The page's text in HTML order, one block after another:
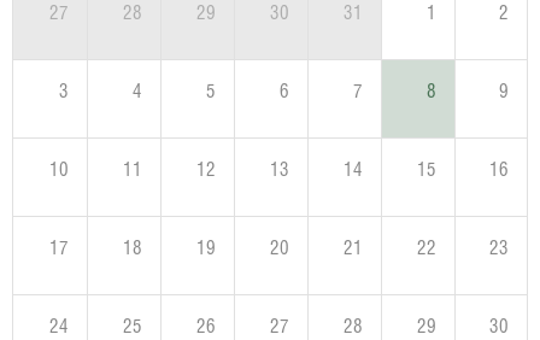
27 28 29 30 31 1 2
3 4 5 6 7 8 9
10 11 12 13 14 15 16
17 18 19 20 21 22 23
24 25 26 27 28 29 30